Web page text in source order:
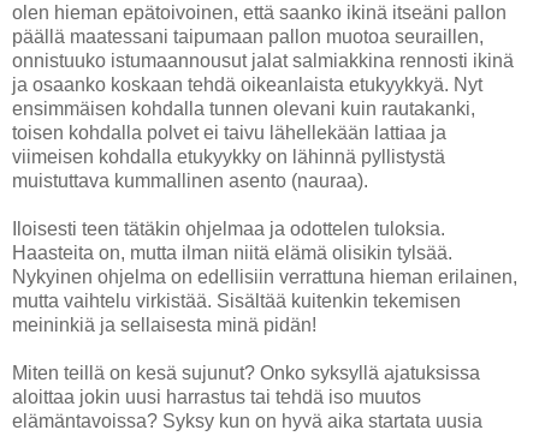
olen hieman epätoivoinen, että saanko ikinä itseäni pallon
päällä maatessani taipumaan pallon muotoa seuraillen,
onnistuuko istumaannousut jalat salmiakkina rennosti ikinä
ja osaanko koskaan tehdä oikeanlaista etukyykkyä. Nyt
ensimmäisen kohdalla tunnen olevani kuin rautakanki,
toisen kohdalla polvet ei taivu lähellekään lattiaa ja
viimeisen kohdalla etukyykky on lähinnä pyllistystä
muistuttava kummallinen asento (nauraa).
Iloisesti teen tätäkin ohjelmaa ja odottelen tuloksia.
Haasteita on, mutta ilman niitä elämä olisikin tylsää.
Nykyinen ohjelma on edellisiin verrattuna hieman erilainen,
mutta vaihtelu virkistää. Sisältää kuitenkin tekemisen
meininkiä ja sellaisesta minä pidän!
Miten teillä on kesä sujunut? Onko syksyllä ajatuksissa
aloittaa jokin uusi harrastus tai tehdä iso muutos
elämäntavoissa? Syksy kun on hyvä aika startata uusia